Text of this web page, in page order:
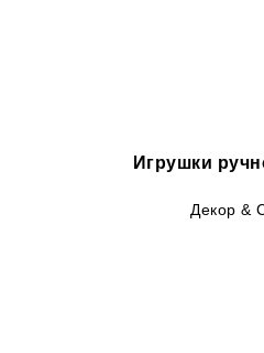
Игрушки
Декор &